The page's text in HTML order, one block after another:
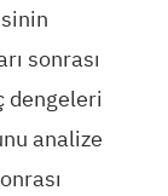
sonrası
dengeleri
analize